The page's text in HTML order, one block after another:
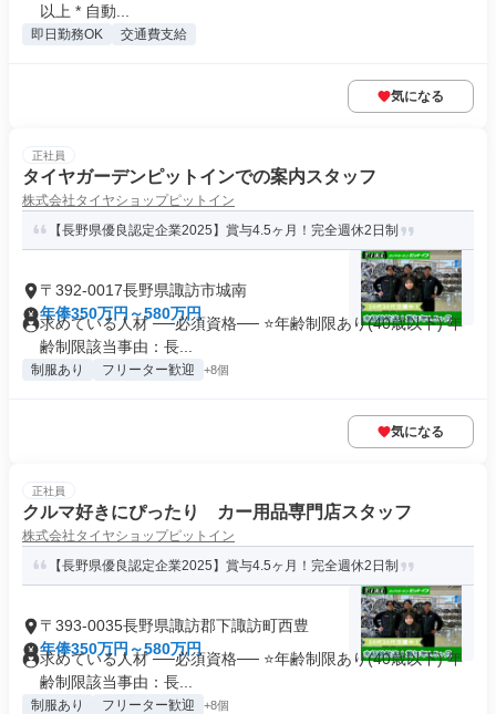
以上 * 自動...
即日勤務OK 交通費支給
気になる
正社員
タイヤガーデンピットインでの案内スタッフ
株式会社タイヤショップピットイン
【長野県優良認定企業2025】賞与4.5ヶ月！完全週休2日制
〒392-0017長野県諏訪市城南
年俸350万円～580万円
求めている人材 ──必須資格── ⭐️年齢制限あり(40歳以下) 年
齢制限該当事由：長...
制服あり フリーター歓迎 +8個
気になる
正社員
クルマ好きにぴったり カー用品専門店スタッフ
株式会社タイヤショップピットイン
【長野県優良認定企業2025】賞与4.5ヶ月！完全週休2日制
〒393-0035長野県諏訪郡下諏訪町西豊
年俸350万円～580万円
求めている人材 ──必須資格── ⭐️年齢制限あり(40歳以下) 年
齢制限該当事由：長...
制服あり フリーター歓迎 +8個